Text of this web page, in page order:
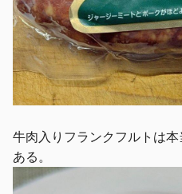
牛肉入りフランクフルトは
ある。